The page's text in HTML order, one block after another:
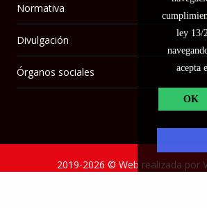
Normativa
Divulgación
Órganos sociales
2019-2026 © Web realizada por
ley 13/
acepta
OK